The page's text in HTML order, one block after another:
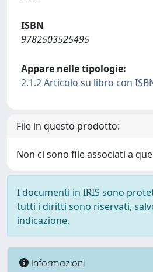
ISBN
9782503525495
Appare nelle tipologie:
2.1.2 Articolo su libro con
File in questo prodotto:
Non ci sono file associati a
I documenti in IRIS sono
tutti i diritti sono riservati,
indicazione.
Informazioni